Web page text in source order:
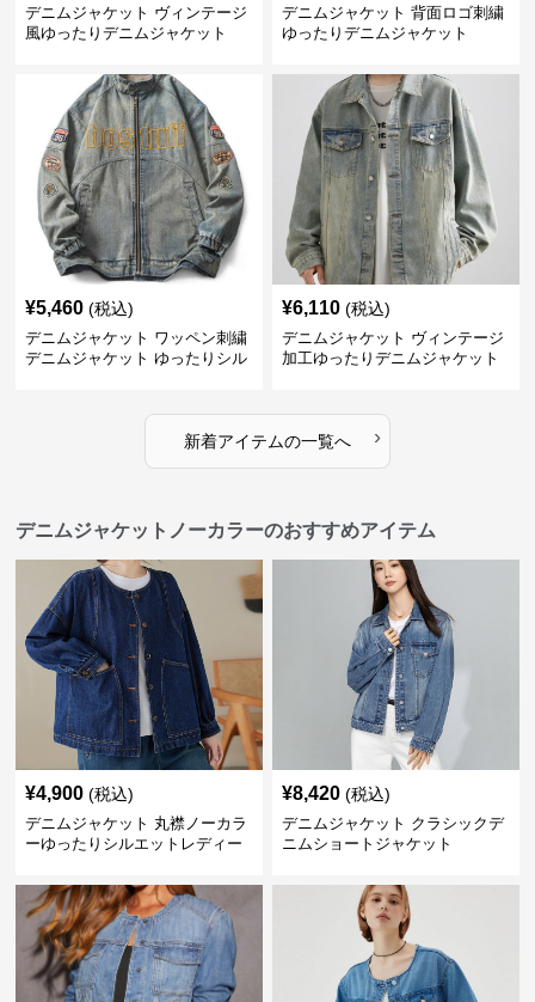
デニムジャケット ヴィンテージ
風ゆったりデニムジャケット
デニムジャケット 背面ロゴ刺繍
ゆったりデニムジャケット
¥5,460 (税込)
デニムジャケット ワッペン刺繍
デニムジャケット ゆったりシル
¥6,110 (税込)
デニムジャケット ヴィンテージ
加工ゆったりデニムジャケット
新着アイテムの一覧へ ›
デニムジャケットノーカラーのおすすめアイテム
¥4,900 (税込)
デニムジャケット 丸襟ノーカラ
ーゆったりシルエットレディー
¥8,420 (税込)
デニムジャケット クラシックデ
ニムショートジャケット